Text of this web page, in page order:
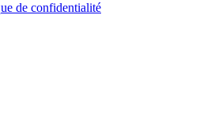
de confidentialité